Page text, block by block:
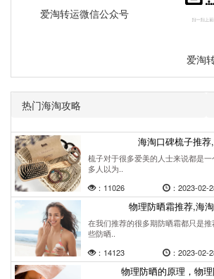
爱淘转运微信公众号
爱淘
热门海淘攻略
海淘口碑梳子推
梳子对于很多爱美的人士来说都是
多人以为..
：11026
：2023-02-
物理防晒霜推荐,海
在我们推荐的很多期防晒霜都只是
些防晒..
：14123
：2023-02-
物理防晒的原理，物